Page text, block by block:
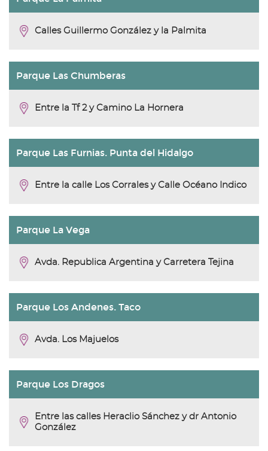
Calles Guillermo González y la Palmita
Parque Las Chumberas
Entre la Tf 2 y Camino La Hornera
Parque Las Furnias. Punta del Hidalgo
Entre la calle Los Corrales y Calle Océano Indico
Parque La Vega
Avda. Republica Argentina y Carretera Tejina
Parque Los Andenes. Taco
Avda. Los Majuelos
Parque Los Dragos
Entre las calles Heraclio Sánchez y dr Antonio
González